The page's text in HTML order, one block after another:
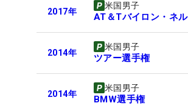
2017年
米国男子
AT＆Tバイロン・ネ
2014年
米国男子
ツアー選手権
2014年
米国男子
BMW選手権